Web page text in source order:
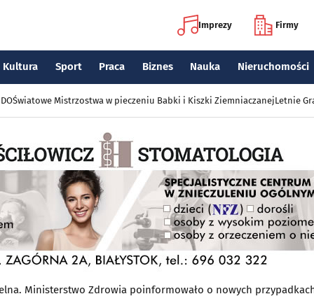
Imprezy Firmy
Kultura Sport Praca Biznes Nauka Nieruchomości
Światowe Mistrzostwa w pieczeniu Babki i Kiszki ZiemniaczanejLetnie
Ministerstwo Zdrowia poinformowało o nowych